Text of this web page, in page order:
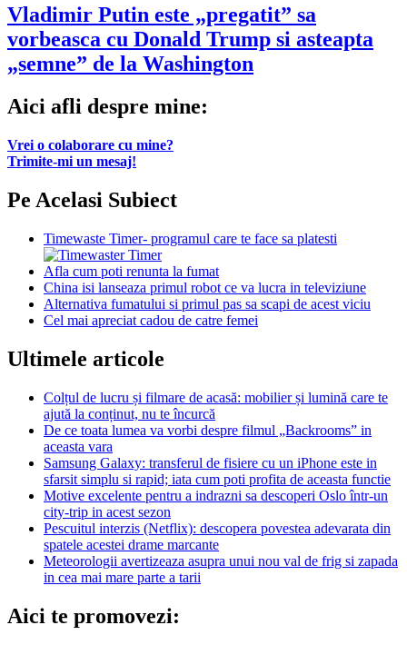
Vladimir Putin este „pregatit” sa
vorbeasca cu Donald Trump si asteapta
„semne” de la Washington
Aici afli despre mine:
Vrei o colaborare cu mine?
Trimite-mi un mesaj!
Pe Acelasi Subiect
Timewaste Timer- programul care te face sa platesti
Afla cum poti renunta la fumat
China isi lanseaza primul robot ce va lucra in televiziune
Alternativa fumatului si primul pas sa scapi de acest viciu
Cel mai apreciat cadou de catre femei
Ultimele articole
Colțul de lucru și filmare de acasă: mobilier și lumină care te
ajută la conținut, nu te încurcă
De ce toata lumea va vorbi despre filmul „Backrooms” in
aceasta vara
Samsung Galaxy: transferul de fisiere cu un iPhone este in
sfarsit simplu si rapid; iata cum poti profita de aceasta functie
Motive excelente pentru a indrazni sa descoperi Oslo într-un
city-trip in acest sezon
Pescuitul interzis (Netflix): descopera povestea adevarata din
spatele acestei drame marcante
Meteorologii avertizeaza asupra unui nou val de frig si zapada
in cea mai mare parte a tarii
Aici te promovezi: